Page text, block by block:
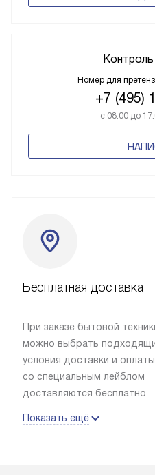
Номер для
+7 (495)
с 08:00 до
Бесплатная доставка
При заказе бытовой
можно выбрать
условия доставки и
со специальным лейблом
доставляются бесплатно
до подъезда, отдельная
Показать ещё